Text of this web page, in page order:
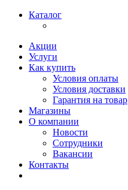
Каталог
Акции
Услуги
Как купить
Условия оплаты
Условия доставки
Гарантия на товар
Магазины
О компании
Новости
Сотрудники
Вакансии
Контакты